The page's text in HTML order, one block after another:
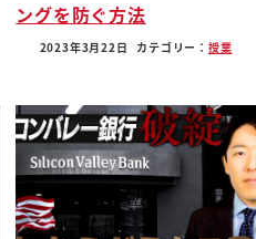
ングを防ぐ方法
2023年3月22日 カテゴリー： 授業